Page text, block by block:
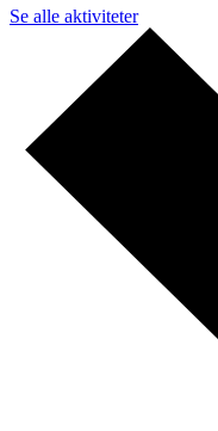
Se alle aktiviteter